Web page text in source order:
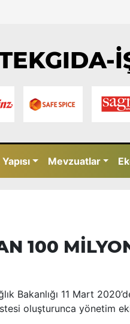
Mevzuatlar
100
Bakanlığı 11 Mart
oluşturunca yönetim